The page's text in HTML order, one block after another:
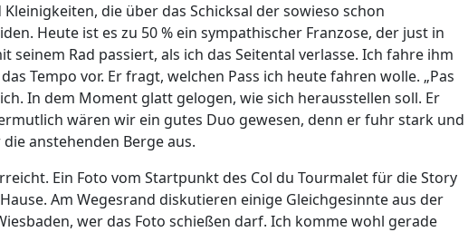
die über das Schicksal der sowieso schon
Heute ist es zu 50 % ein sympathischer Franzose, der just in
seinem Rad passiert, als ich das Seitental verlasse. Ich fahre ihm
Tempo vor. Er fragt, welchen Pass ich heute fahren wolle. „Pas
In dem Moment glatt gelogen, wie sich herausstellen soll. Er
wären wir ein gutes Duo gewesen, denn er fuhr stark und
anstehenden Berge aus.
Ein Foto vom Startpunkt des Col du Tourmalet für die Story
Am Wegesrand diskutieren einige Gleichgesinnte aus der
wer das Foto schießen darf. Ich komme wohl gerade